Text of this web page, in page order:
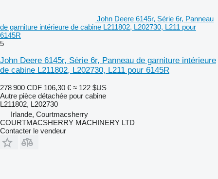
John Deere 6145r, Série 6r, Panneau
de garniture intérieure de cabine L211802, L202730, L211 pour
6145R
5
John Deere 6145r, Série 6r, Panneau de garniture intérieure
de cabine L211802, L202730, L211 pour 6145R
278 900 CDF 106,30 € ≈ 122 $US
Autre pièce détachée pour cabine
L211802, L202730
Irlande, Courtmacsherry
COURTMACSHERRY MACHINERY LTD
Contacter le vendeur